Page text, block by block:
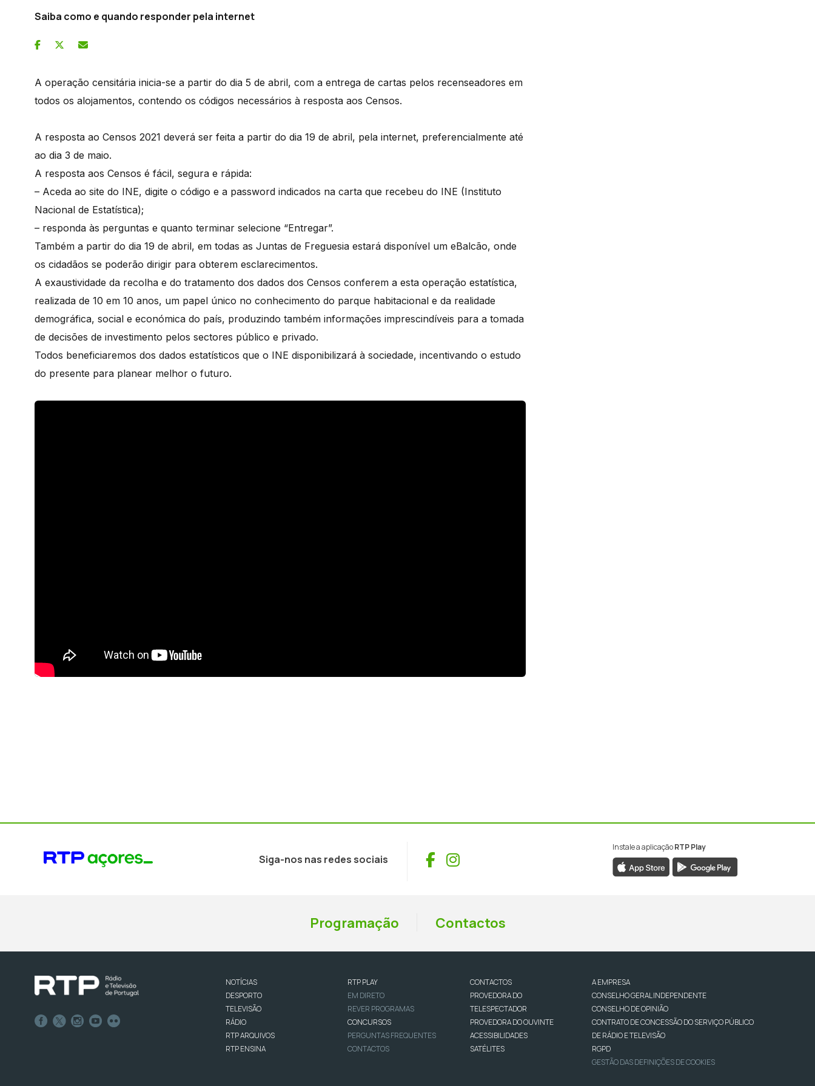
Saiba como e quando responder pela internet
A operação censitária inicia-se a partir do dia 5 de abril, com a entrega de cartas pelos recenseadores em
todos os alojamentos, contendo os códigos necessários à resposta aos Censos.
A resposta ao Censos 2021 deverá ser feita a partir do dia 19 de abril, pela internet, preferencialmente até
ao dia 3 de maio.
A resposta aos Censos é fácil, segura e rápida:
– Aceda ao site do INE, digite o código e a password indicados na carta que recebeu do INE (Instituto
Nacional de Estatística);
– responda às perguntas e quanto terminar selecione “Entregar”.
Também a partir do dia 19 de abril, em todas as Juntas de Freguesia estará disponível um eBalcão, onde
os cidadãos se poderão dirigir para obterem esclarecimentos.
A exaustividade da recolha e do tratamento dos dados dos Censos conferem a esta operação estatística,
realizada de 10 em 10 anos, um papel único no conhecimento do parque habitacional e da realidade
demográfica, social e económica do país, produzindo também informações imprescindíveis para a tomada
de decisões de investimento pelos sectores público e privado.
Todos beneficiaremos dos dados estatísticos que o INE disponibilizará à sociedade, incentivando o estudo
do presente para planear melhor o futuro.
Siga-nos nas redes sociais Facebook
Instagram
Instale a aplicaçãoRTP Play
Programação Contactos
NOTÍCIAS
DESPORTO
TELEVISÃO
RÁDIO
RTP ARQUIVOS
RTP ENSINA
RTP PLAY
EM DIRETO
REVER PROGRAMAS
CONCURSOS
PERGUNTAS FREQUENTES
CONTACTOS
CONTACTOS
PROVEDORA DO
TELESPECTADOR
PROVEDORA DO OUVINTE
ACESSIBILIDADES
SATÉLITES
A EMPRESA
CONSELHO GERAL INDEPENDENTE
CONSELHO DE OPINIÃO
CONTRATO DE CONCESSÃO DO SERVIÇO PÚBLICO
DE RÁDIO E TELEVISÃO
RGPD
GESTÃO DAS DEFINIÇÕES DE COOKIES